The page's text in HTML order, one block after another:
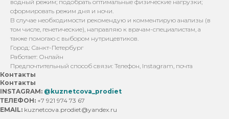
водный режим; подобрать оптимальные физические нагрузки;
сформировать режим дня и ночи.
В случае необходимости рекомендую и комментирую анализы (в
том числе, генетические), направляю к врачам-специалистам, а
также помогаю с выбором нутрицевтиков.
Город: Санкт-Петербург
Работает: Онлайн
Предпочтительный способ связи: Телефон, Instagram, почта
Контакты
Контакты
INSTAGRAM: @kuznetcova_prodiet
ТЕЛЕФОН: +7 921 974 73 67
EMAIL: kuznetcova.prodiet@yandex.ru